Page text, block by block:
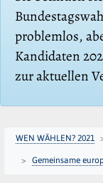
problemlos,
Kandidaten
zur aktuellen
WEN WÄHLEN? 2021
Gemeinsame